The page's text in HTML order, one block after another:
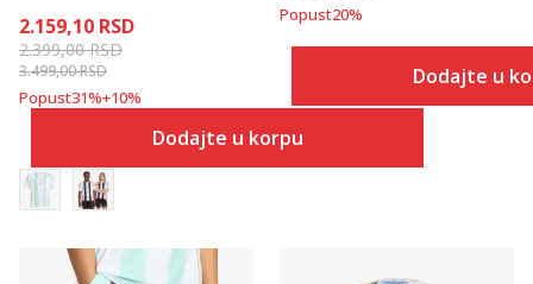
2.159,10 RSD
2.399,00RSD
3.499,00RSD
Popust31%+10%
Dodajte u korpu
Popust20%
Dodajte u